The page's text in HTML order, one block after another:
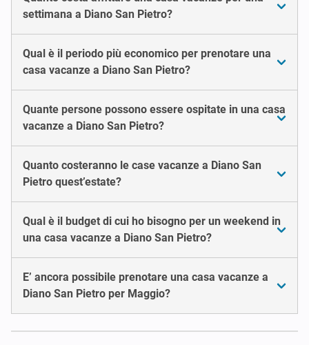
settimana a Diano San Pietro?
Qual è il periodo più economico per prenotare una
casa vacanze a Diano San Pietro?
Quante persone possono essere ospitate in una casa
vacanze a Diano San Pietro?
Quanto costeranno le case vacanze a Diano San
Pietro quest’estate?
Qual è il budget di cui ho bisogno per un weekend in
una casa vacanze a Diano San Pietro?
E’ ancora possibile prenotare una casa vacanze a
Diano San Pietro per Maggio?